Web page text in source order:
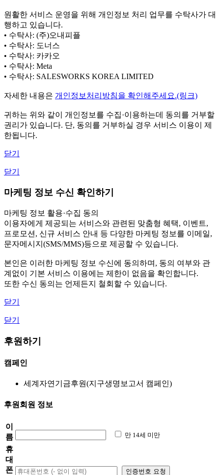
원활한 서비스 운영을 위해 개인정보 처리 업무를 수탁사가 대
행하고 있습니다.
• 수탁사: (주)오내피플
• 수탁사: 도너스
• 수탁사: 카카오
• 수탁사: Meta
• 수탁사: SALESWORKS KOREA LIMITED
자세한 내용은 개인정보처리방침을 확인해주세요.(링크)
귀하는 위와 같이 개인정보를 수집·이용하는데 동의를 거부할
권리가 있습니다. 단, 동의를 거부하실 경우 서비스 이용이 제
한됩니다.
닫기
닫기
마케팅 정보 수신 확인하기
마케팅 정보 활용·수집 동의
이용자에게 제공되는 서비스와 관련된 맞춤형 혜택, 이벤트,
프로모션, 신규 서비스 안내 등 다양한 마케팅 정보를 이메일,
문자메시지(SMS/MMS)등으로 제공할 수 있습니다.
본인은 이러한 마케팅 정보 수신에 동의하며, 동의 여부와 관
계없이 기본 서비스 이용에는 제한이 없음을 확인합니다.
또한 수신 동의는 언제든지 철회할 수 있습니다.
닫기
닫기
후원하기
캠페인
세계자연기금후원(지구생명보고서 캠페인)
후원회원 정보
이
름
만 14세 미만
휴
대
폰
인증번호 요청